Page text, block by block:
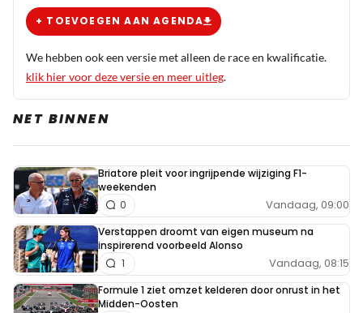
16 oktober 2025 09:40
Laten we het er maar op houden dat dit door de roze bril
van Ralph Schumacher is bekeken. Mick is in elk geval wel
de allerbeste in 1 specifiek ding, namelijk het afschrijven
Christiaan71
PREMIUM 16 oktober 2025 11:34
Nou als Ralf Schumacher Stroll had genoemd ter
vergelijking met Mick dan was z’n verhaal
geloofwaardiger geweest.
+ TOEVOEGEN AAN AGENDA
We hebben ook een versie met alleen de race en kwalificatie.
klik hier voor deze versie en meer uitleg.
NET BINNEN
Briatore pleit voor ingrijpende wijziging F1-
weekenden
Vandaag, 09:00
0
Verstappen droomt van eigen museum na
inspirerend voorbeeld Alonso
Vandaag, 08:15
1
Formule 1 ziet omzet kelderen door onrust in het
Midden-Oosten